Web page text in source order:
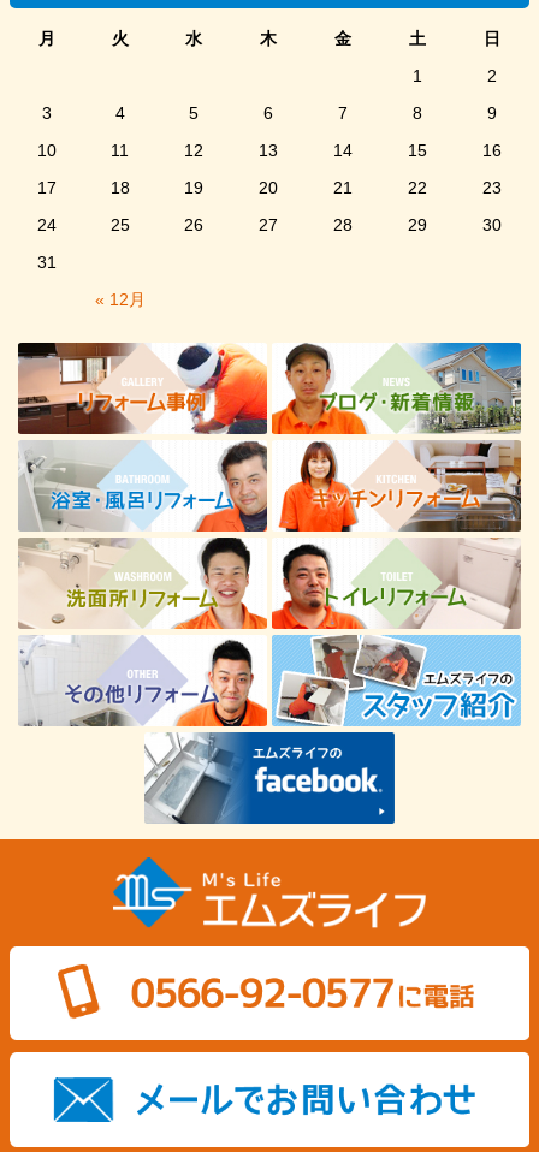
月 火 水 木 金 土 日
« 12月
1
2
3
4 5 6 7 8
9
10
11 12 13 14 15
16
17
18 19 20 21 22
23
24
25 26 27 28 29
30
31